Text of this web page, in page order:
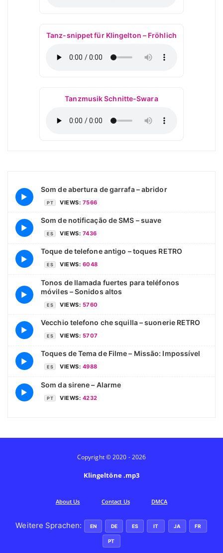
Tanz-snippet für Klingelton – Fröhlich
Tanzmusik Schnitte-Swara
▶
Som de abertura de garrafa – abridor
PT VIEWS: 7566
▶
Som de notificação de SMS – suave
ES VIEWS: 7436
▶
Toque de telefone antigo – toques RETRO
ES VIEWS: 6048
▶
Tonos de llamada fuertes para teléfonos
móviles – Sonidos altos
ES VIEWS: 5760
▶
Vecchio telefono che squilla – suonerie RETRO
ES VIEWS: 5707
▶
Toques de Tema de Filme – Missão: Impossível
ES VIEWS: 4988
▶
Som da sirene – Alarme
PT VIEWS: 4232
Copyright © 2020 - 2026
Klingeltöne .mp3
Аbout Us Contact Us DMCA
Weitere Sprachen: EN DE ES IT JA FR
PT